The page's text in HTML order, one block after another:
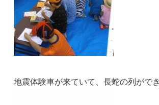
地震体験車が来ていて、長蛇の列がで